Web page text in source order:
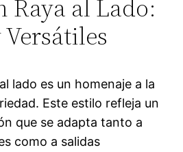
Raya al Lado:
lado es un homenaje a la
Este estilo refleja un
que se adapta tanto a
como a salidas